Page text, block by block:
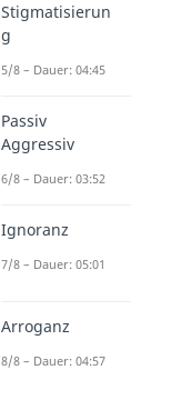
Stigmatisierun
g
5/8 – Dauer: 04:45
Passiv
Aggressiv
6/8 – Dauer: 03:52
Ignoranz
7/8 – Dauer: 05:01
Arroganz
8/8 – Dauer: 04:57